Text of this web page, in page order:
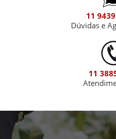
11
Dúvidas e
11